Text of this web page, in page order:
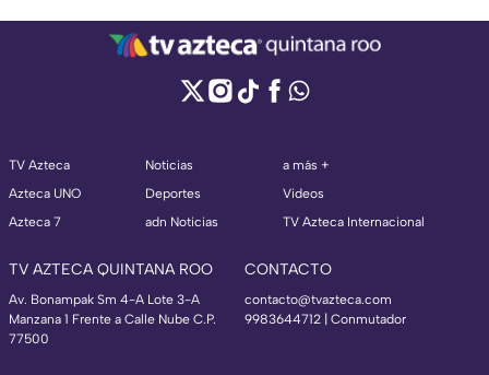
TV Azteca
Azteca UNO
Azteca 7
Noticias
Deportes
adn Noticias
a más +
Videos
TV Azteca Internacional
TV AZTECA QUINTANA ROO
Av. Bonampak Sm 4-A Lote 3-A
Manzana 1 Frente a Calle Nube C.P.
77500
CONTACTO
contacto@tvazteca.com
9983644712 | Conmutador